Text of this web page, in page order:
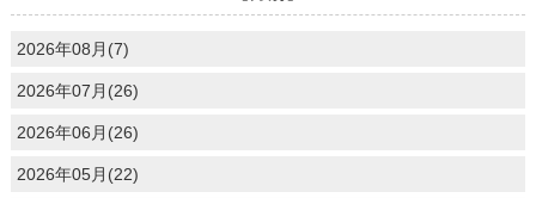
2026年08月(7)
2026年07月(26)
2026年06月(26)
2026年05月(22)